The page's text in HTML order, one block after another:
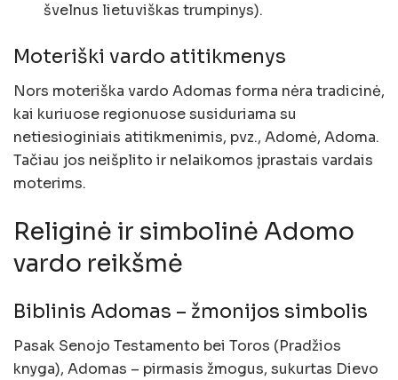
švelnus lietuviškas trumpinys).
Moteriški vardo atitikmenys
Nors moteriška vardo Adomas forma nėra tradicinė,
kai kuriuose regionuose susiduriama su
netiesioginiais atitikmenimis, pvz., Adomė, Adoma.
Tačiau jos neišplito ir nelaikomos įprastais vardais
moterims.
Religinė ir simbolinė Adomo
vardo reikšmė
Biblinis Adomas – žmonijos simbolis
Pasak Senojo Testamento bei Toros (Pradžios
knyga), Adomas – pirmasis žmogus, sukurtas Dievo